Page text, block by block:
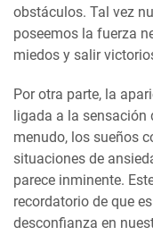
obstáculos. Tal vez
poseemos la fuerza
miedos y salir
Por otra parte, la
ligada a la sensación
menudo, los sueños
situaciones de
parece inminente.
recordatorio de que
desconfianza en